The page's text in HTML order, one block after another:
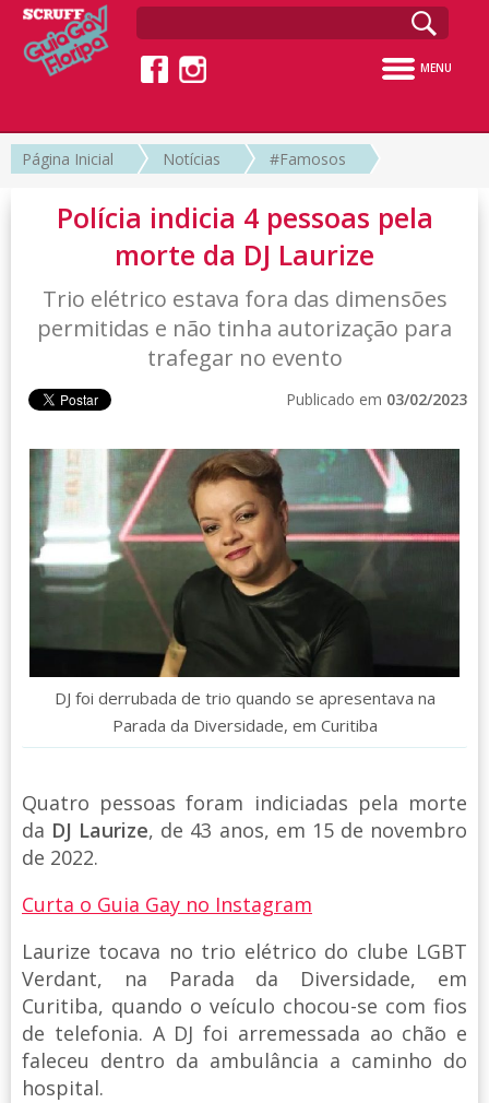
MENU
Página Inicial Notícias #Famosos
Polícia indicia 4 pessoas pela
morte da DJ Laurize
Trio elétrico estava fora das dimensões
permitidas e não tinha autorização para
trafegar no evento
Publicado em 03/02/2023
DJ foi derrubada de trio quando se apresentava na
Parada da Diversidade, em Curitiba
Quatro pessoas foram indiciadas pela morte
da DJ Laurize, de 43 anos, em 15 de novembro
de 2022.
Curta o Guia Gay no Instagram
Laurize tocava no trio elétrico do clube LGBT
Verdant, na Parada da Diversidade, em
Curitiba, quando o veículo chocou-se com fios
de telefonia. A DJ foi arremessada ao chão e
faleceu dentro da ambulância a caminho do
hospital.